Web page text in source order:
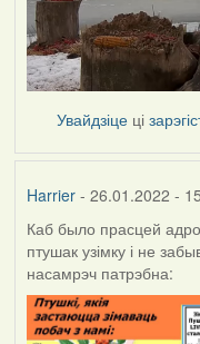
Увайдзіце ці
Harrier- 26.01.2022 -
Каб было прасцей
птушак узімку і не
насамрэч патрэбна: